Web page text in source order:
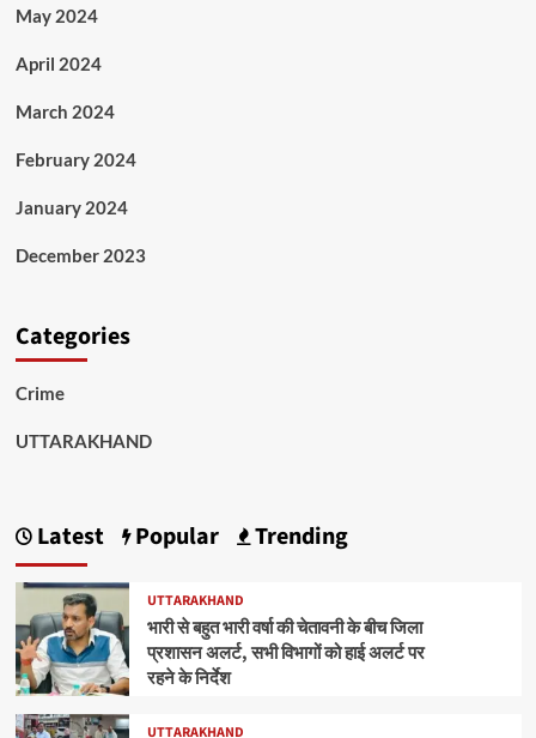
May 2024
April 2024
March 2024
February 2024
January 2024
December 2023
Categories
Crime
UTTARAKHAND
Latest Popular Trending
UTTARAKHAND
भारी से बहुत भारी वर्षा की चेतावनी के बीच जिला
प्रशासन अलर्ट, सभी विभागों को हाई अलर्ट पर
रहने के निर्देश
UTTARAKHAND